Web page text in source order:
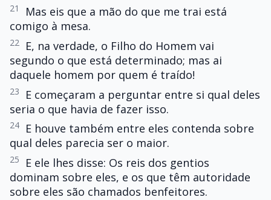
21
Mas eis que a mão do que me trai está
comigo à mesa.
22
E, na verdade, o Filho do Homem vai
segundo o que está determinado; mas ai
daquele homem por quem é traído!
23
E começaram a perguntar entre si qual deles
seria o que havia de fazer isso.
24
E houve também entre eles contenda sobre
qual deles parecia ser o maior.
25
E ele lhes disse: Os reis dos gentios
dominam sobre eles, e os que têm autoridade
sobre eles são chamados benfeitores.